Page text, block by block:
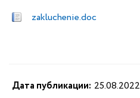
zakluchenie.doc
Дата публикации: 25.08.2022